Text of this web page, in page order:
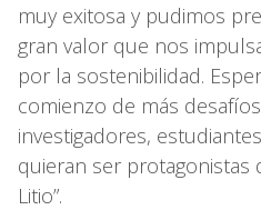
muy exitosa y pudimos
gran valor que nos
por la sostenibilidad.
comienzo de más
investigadores,
quieran ser protagonistas
Litio”.